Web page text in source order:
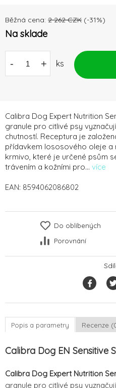
Calibra Dog Expert Nutrition
granule pro citlivé psy
chutností. Receptura je
přídavkem lososového oleje a
krmivo, které je určené psům
trávením a kožními pro... více
Běžná cena: 2 262 CZK (-31%)
Na sklade
- + ks
EAN: 8594062086802
Do oblíbených
Porovnání
Popis a parametry Recenze
Calibra Dog EN Sensitive
Calibra Dog Expert Nutrition
granule pro citlivé psy